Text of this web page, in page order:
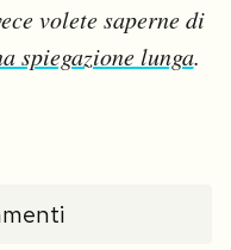
volete saperne di
spiegazione lunga.